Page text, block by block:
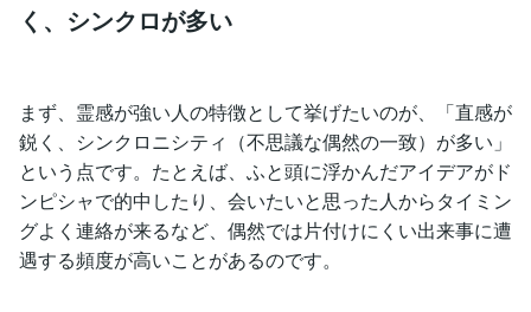
く、シンクロが多い
まず、霊感が強い人の特徴として挙げたいのが、「直感が
鋭く、シンクロニシティ（不思議な偶然の一致）が多い」
という点です。たとえば、ふと頭に浮かんだアイデアがド
ンピシャで的中したり、会いたいと思った人からタイミン
グよく連絡が来るなど、偶然では片付けにくい出来事に遭
遇する頻度が高いことがあるのです。